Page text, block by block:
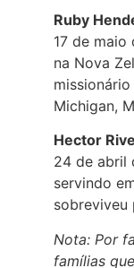
Ruby
17 de maio
na Nova
Michigan,
Hector
24 de abril
servindo
sobreviveu
Nota: Por
famílias